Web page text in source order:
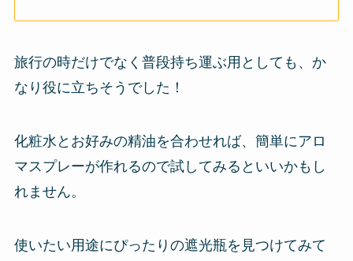
旅行の時だけでなく普段持ち運ぶ用としても、か
なり役に立ちそうでした！
化粧水とお好みの精油を合わせれば、簡単にアロ
マスプレーが作れるので試してみるといいかもし
れません。
使いたい用途にぴったりの遮光瓶を見つけてみて